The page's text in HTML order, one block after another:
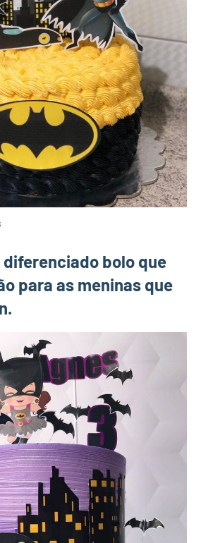
diferenciado bolo que
para as meninas que